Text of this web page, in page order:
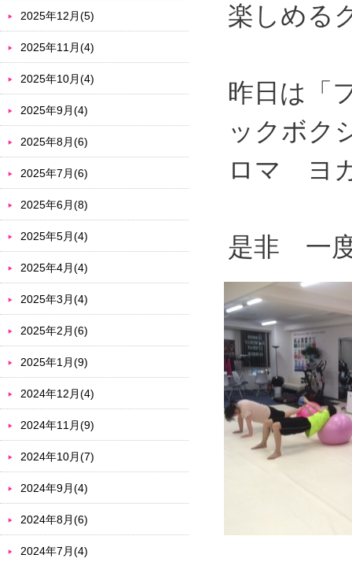
楽しめる
昨日は「
ックボク
ロマ ヨ
是非 一
2025年12月(5)
2025年11月(4)
2025年10月(4)
2025年9月(4)
2025年8月(6)
2025年7月(6)
2025年6月(8)
2025年5月(4)
2025年4月(4)
2025年3月(4)
2025年2月(6)
2025年1月(9)
2024年12月(4)
2024年11月(9)
2024年10月(7)
2024年9月(4)
2024年8月(6)
2024年7月(4)